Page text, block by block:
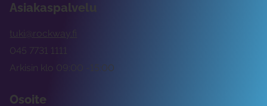
Asiakaspalvelu
tuki@rockway.fi
Arkisin klo 09:00 -15:00
045 7731 1111
Osoite